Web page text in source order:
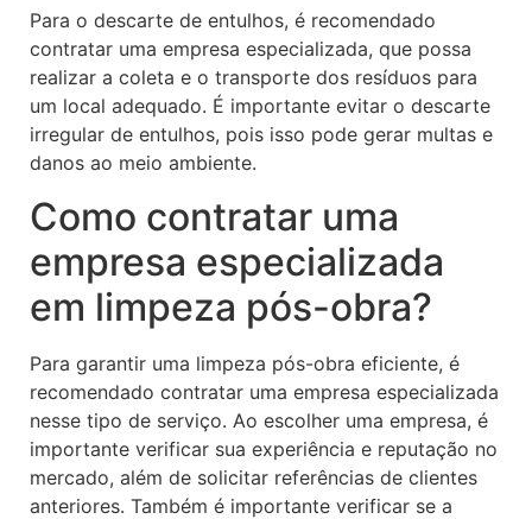
Para o descarte de entulhos, é recomendado
contratar uma empresa especializada, que possa
realizar a coleta e o transporte dos resíduos para
um local adequado. É importante evitar o descarte
irregular de entulhos, pois isso pode gerar multas e
danos ao meio ambiente.
Como contratar uma
empresa especializada
em limpeza pós-obra?
Para garantir uma limpeza pós-obra eficiente, é
recomendado contratar uma empresa especializada
nesse tipo de serviço. Ao escolher uma empresa, é
importante verificar sua experiência e reputação no
mercado, além de solicitar referências de clientes
anteriores. Também é importante verificar se a